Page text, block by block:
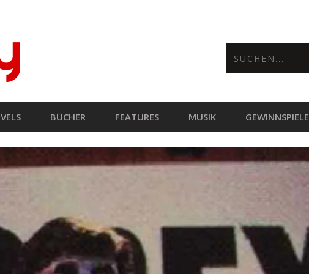
BÜCHER FEATURES MUSIK GEWINNSPIELE